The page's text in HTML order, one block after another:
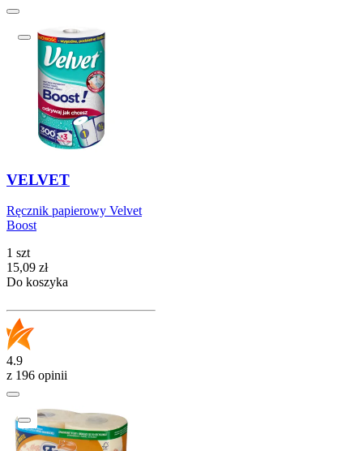
VELVET
Ręcznik papierowy Velvet
Boost
1 szt
Cena
15,09 zł
Do koszyka
4.9
z 196 opinii